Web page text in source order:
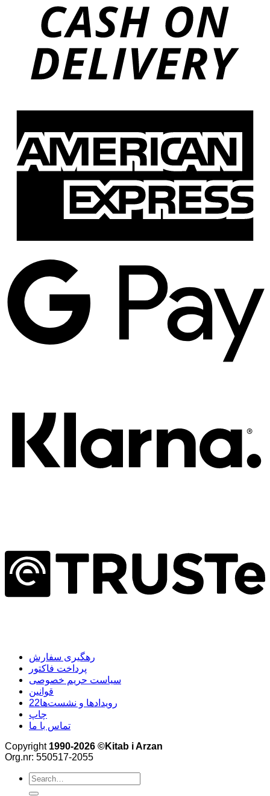
رهگیری سفارش
پرداخت فاکتور
سیاست حریم خصوصی
قوانین
22رویدادها و نشست‌ها
چاپ
تماس با ما
Copyright 1990-2026 ©Kitab i Arzan
Org.nr: 550517-2055
Search
for: